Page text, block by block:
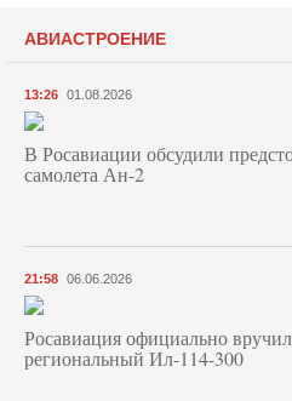
АВИАСТРОЕНИЕ
13:26 01.08.2026
В Росавиации обсудили
самолета Ан-2
21:58 06.06.2026
Росавиация официально
региональный Ил-114-300